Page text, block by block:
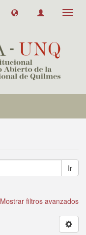
Ir
Mostrar filtros avanzados